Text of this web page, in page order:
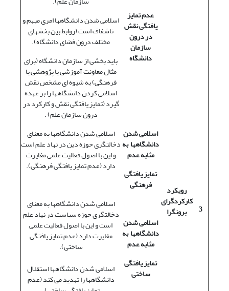
عدم تمایز
یافتگی نقش
در درون
سازمان
دانشگاه
اسلامی شدن دانشگاهها امری مبهم و
ناشفاف است (روابط بین بخشهای
مختلف درون فضای دانشگاه).
باید بخشی از سازمان دانشگاه (برای
مثال معاونت آموزشی یا پژوهشی یا
فرهنگی) به شیوه ای مشخص نقش
اسلامی کردن دانشگاهها را بر عهده
گیرد (تمایز یافتگی نقش و کارکرد در
درون سازمان علم) .
3
رویکرد
کارکردگرای
برونگرا
اسلامی شدن
دانشگاهها به
مثابه عدم
تمایز یافتگی
فرهنگی
اسلامی شدن دانشگاهها به معنای
دخالتگری حوزه دین در نهاد علم است
و این با اصول فعالیت علمی مغایرت
دارد (عدم تمایز یافتگی فرهنگی).
اسلامی شدن
دانشگاهها به
مثابه عدم
تمایز یافتگی
ساختی
اسلامی شدن دانشگاهها به معنای
دخالتگری حوزه سیاست در نهاد علم
است و این با اصول فعالیت علمی
مغایرت دارد (عدم تمایز یافتگی
ساختی).
اسلامی شدن دانشگاهها استقلال
دانشگاهها را تهدید می کند (عدم